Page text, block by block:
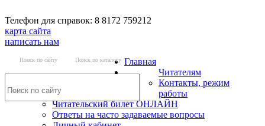
Телефон для справок: 8 8172 759212
карта сайта
написать нам
Поиск по сайту Поиск по каталогу Главная
Читателям
Контакты, режим
работы
Читательский билет ОНЛАЙН
Ответы на часто задаваемые вопросы